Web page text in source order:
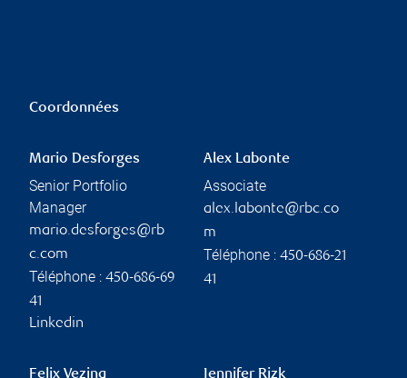
Coordonnées
Mario Desforges
Senior Portfolio
Manager
mario.desforges@rb
c.com
Téléphone : 450-686-69
41
Linkedin
Alex Labonte
Associate
alex.labonte@rbc.co
m
Téléphone : 450-686-21
41